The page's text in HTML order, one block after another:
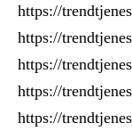
https://
https://
https://
https://
https://